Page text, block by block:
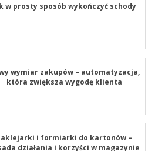
w prosty sposób wykończyć schody
wymiar zakupów – automatyzacja,
która zwiększa wygodę klienta
i formiarki do kartonów –
działania i korzyści w magazynie